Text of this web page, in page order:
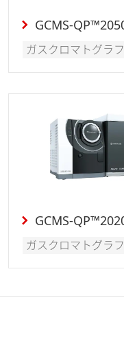
GCMS-
ガスクロマトグラ
GCMS-
ガスクロマトグラ